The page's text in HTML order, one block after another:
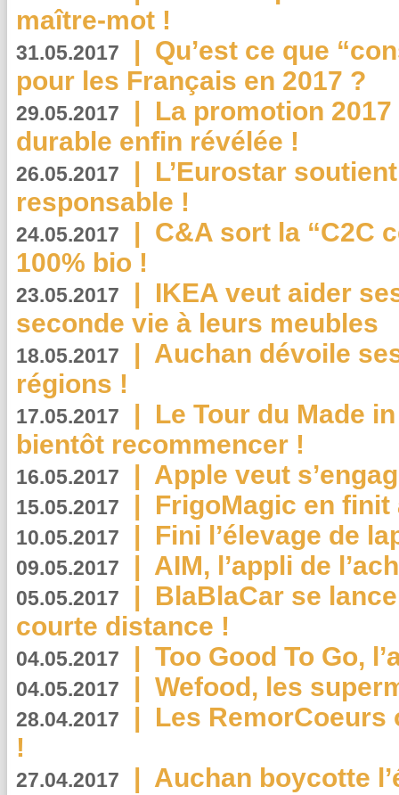
maître-mot !
31.05.2017 | Qu’est ce que
pour les Français en 2017 ?
29.05.2017 | La promotion
durable enfin révélée !
26.05.2017 | L’Eurostar
responsable !
24.05.2017 | C&A sort la “C2C
100% bio !
23.05.2017 | IKEA veut aider
seconde vie à leurs meubles
18.05.2017 | Auchan dévoile
régions !
17.05.2017 | Le Tour du Made
bientôt recommencer !
16.05.2017 | Apple veut
15.05.2017 | FrigoMagic en
10.05.2017 | Fini l’élevage de
09.05.2017 | AIM, l’appli de
05.05.2017 | BlaBlaCar se
courte distance !
04.05.2017 | Too Good To Go,
04.05.2017 | Wefood, les
28.04.2017 | Les RemorCoeurs
!
27.04.2017 | Auchan boycotte